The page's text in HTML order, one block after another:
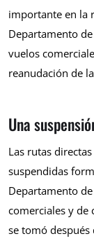
importante en la
Departamento
vuelos
reanudación de
Una
Las rutas
suspendidas
Departamento
comerciales y de
se tomó